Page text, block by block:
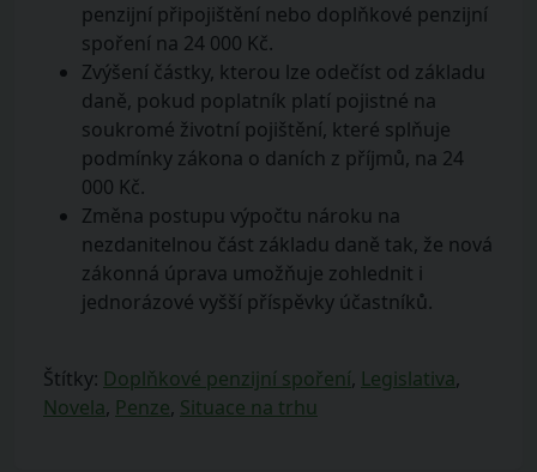
penzijní připojištění nebo doplňkové penzijní
spoření na 24 000 Kč.
Zvýšení částky, kterou lze odečíst od základu
daně, pokud poplatník platí pojistné na
soukromé životní pojištění, které splňuje
podmínky zákona o daních z příjmů, na 24
000 Kč.
Změna postupu výpočtu nároku na
nezdanitelnou část základu daně tak, že nová
zákonná úprava umožňuje zohlednit i
jednorázové vyšší příspěvky účastníků.
Štítky: Doplňkové penzijní spoření, Legislativa,
Novela, Penze, Situace na trhu